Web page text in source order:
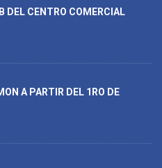
DEL CENTRO COMERCIAL
A PARTIR DEL 1RO DE